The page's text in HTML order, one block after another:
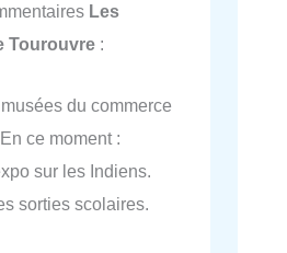
Les
Tourouvre :
du commerce
ce moment :
sur les Indiens.
sorties scolaires.